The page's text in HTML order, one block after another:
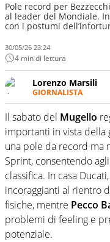
Pole record per
al leader del Mondiale.
con i postumi
30/05/26 23:24
4 min di lettura
Lorenzo Marsili
GIORNALISTA
Giornalista
delle anime video
evento e lo fa
Il sabato del Mugello
importanti in vista della
una pole da record ma
Sprint, consentendo
classifica. In casa Ducati,
incoraggianti al rientro
fisiche, mentre Pecco
problemi di feeling e
potenziale.